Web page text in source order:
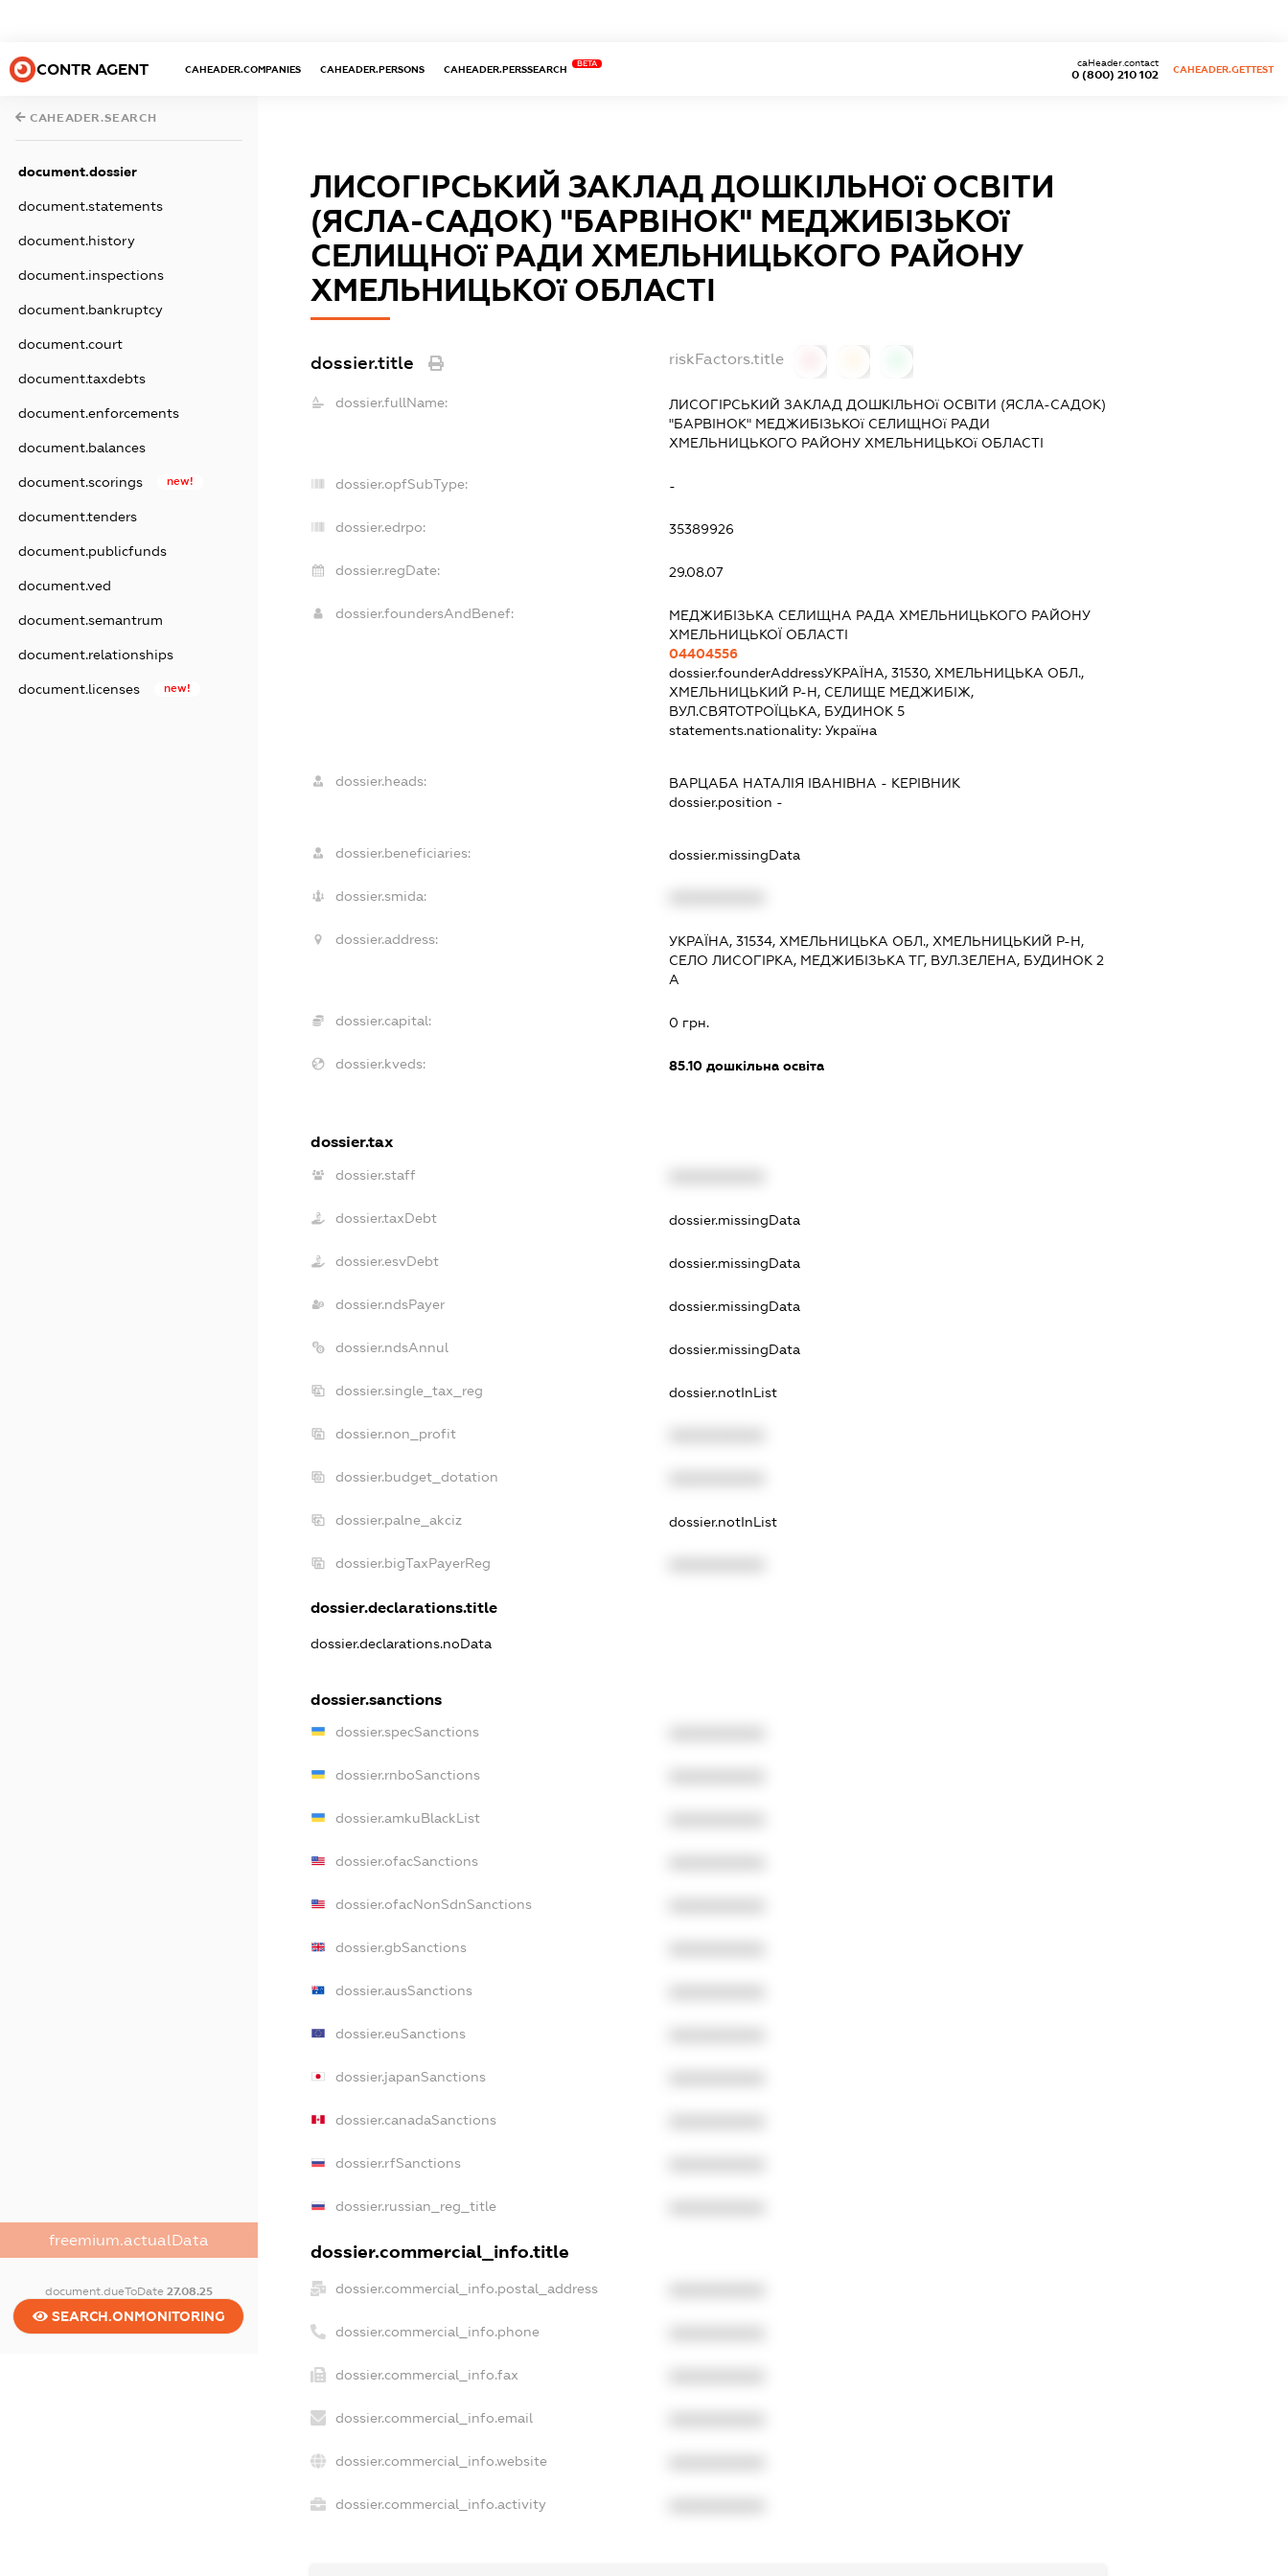
CONTR AGENT CAHEADER.COMPANIES CAHEADER.PERSONS CAHEADER.PERSSEARCH
BETA
0 (800) 210 102
caHeader.contact
CAHEADER.GETTEST
CAHEADER.SEARCH
document.dossier
document.statements
document.history
document.inspections
document.bankruptcy
document.court
document.taxdebts
document.enforcements
document.balances
document.scorings new!
document.tenders
document.publicfunds
document.ved
document.semantrum
document.relationships
document.licenses new!
freemium.actualData
document.dueToDate 27.08.25
SEARCH.ONMONITORING
ЛИСОГІРСЬКИЙ ЗАКЛАД ДОШКІЛЬНОї ОСВІТИ
(ЯСЛА-САДОК) "БАРВІНОК" МЕДЖИБІЗЬКОї
СЕЛИЩНОї РАДИ ХМЕЛЬНИЦЬКОГО РАЙОНУ
ХМЕЛЬНИЦЬКОї ОБЛАСТІ
dossier.title riskFactors.title
dossier.fullName:
ЛИСОГІРСЬКИЙ ЗАКЛАД ДОШКІЛЬНОї ОСВІТИ (ЯСЛА-САДОК)
"БАРВІНОК" МЕДЖИБІЗЬКОї СЕЛИЩНОї РАДИ
ХМЕЛЬНИЦЬКОГО РАЙОНУ ХМЕЛЬНИЦЬКОї ОБЛАСТІ
dossier.opfSubType: -
dossier.edrpo: 35389926
dossier.regDate: 29.08.07
dossier.foundersAndBenef:
МЕДЖИБІЗЬКА СЕЛИЩНА РАДА ХМЕЛЬНИЦЬКОГО РАЙОНУ
ХМЕЛЬНИЦЬКОЇ ОБЛАСТІ
04404556
dossier.founderAddressУКРАЇНА, 31530, ХМЕЛЬНИЦЬКА ОБЛ.,
ХМЕЛЬНИЦЬКИЙ Р-Н, СЕЛИЩЕ МЕДЖИБІЖ,
ВУЛ.СВЯТОТРОЇЦЬКА, БУДИНОК 5
statements.nationality: Україна
dossier.heads: ВАРЦАБА НАТАЛІЯ ІВАНІВНА - КЕРІВНИК
dossier.position -
dossier.beneficiaries: dossier.missingData
dossier.smida:
dossier.address:
УКРАЇНА, 31534, ХМЕЛЬНИЦЬКА ОБЛ., ХМЕЛЬНИЦЬКИЙ Р-Н,
СЕЛО ЛИСОГІРКА, МЕДЖИБІЗЬКА ТГ, ВУЛ.ЗЕЛЕНА, БУДИНОК 2
А
dossier.capital: 0 грн.
dossier.kveds: 85.10дошкільна освіта
dossier.tax
dossier.staff
dossier.taxDebt dossier.missingData
dossier.esvDebt dossier.missingData
dossier.ndsPayer dossier.missingData
dossier.ndsAnnul dossier.missingData
dossier.single_tax_reg dossier.notInList
dossier.non_profit
dossier.budget_dotation
dossier.palne_akciz dossier.notInList
dossier.bigTaxPayerReg
dossier.declarations.title
dossier.declarations.noData
dossier.sanctions
dossier.specSanctions
dossier.rnboSanctions
dossier.amkuBlackList
dossier.ofacSanctions
dossier.ofacNonSdnSanctions
dossier.gbSanctions
dossier.ausSanctions
dossier.euSanctions
dossier.japanSanctions
dossier.canadaSanctions
dossier.rfSanctions
dossier.russian_reg_title
dossier.commercial_info.title
dossier.commercial_info.postal_address
dossier.commercial_info.phone
dossier.commercial_info.fax
dossier.commercial_info.email
dossier.commercial_info.website
dossier.commercial_info.activity